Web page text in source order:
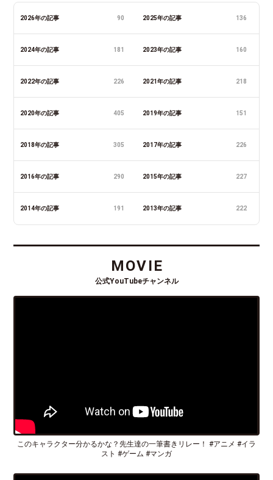
2026年の記事 90 2025年の記事 136
2024年の記事 181 2023年の記事 160
2022年の記事 226 2021年の記事 218
2020年の記事 405 2019年の記事 151
2018年の記事 305 2017年の記事 226
2016年の記事 290 2015年の記事 227
2014年の記事 191 2013年の記事 222
MOVIE
公式YouTubeチャンネル
このキャラクター分かるかな？先生達の一筆書きリレー！ #アニメ #イラ
スト #ゲーム #マンガ